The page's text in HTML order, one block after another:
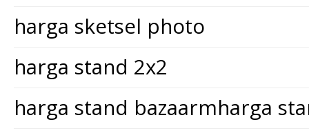
harga sketsel photo
harga stand 2x2
harga stand bazaarmharga